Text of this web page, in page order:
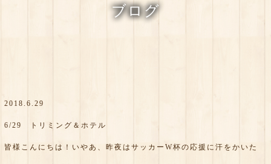
ブログ
2018.6.29
6/29 トリミング＆ホテル
皆様こんにちは！いやあ、昨夜はサッカーW杯の応援に汗をかいた